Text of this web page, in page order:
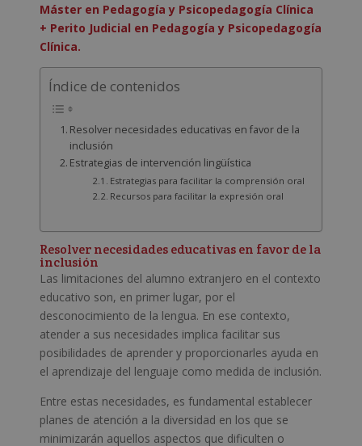
Máster en Pedagogía y Psicopedagogía Clínica
+ Perito Judicial en Pedagogía y Psicopedagogía
Clínica.
Índice de contenidos
Resolver necesidades educativas en favor de la
inclusión
Estrategias de intervención lingüística
Estrategias para facilitar la comprensión oral
Recursos para facilitar la expresión oral
Resolver necesidades educativas en favor de la
inclusión
Las limitaciones del alumno extranjero en el contexto
educativo son, en primer lugar, por el
desconocimiento de la lengua. En ese contexto,
atender a sus necesidades implica facilitar sus
posibilidades de aprender y proporcionarles ayuda en
el aprendizaje del lenguaje como medida de inclusión.
Entre estas necesidades, es fundamental establecer
planes de atención a la diversidad en los que se
minimizarán aquellos aspectos que dificulten o